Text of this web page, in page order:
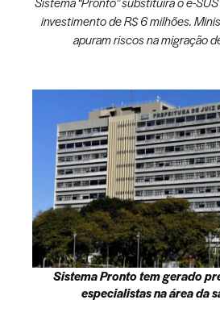
investimento de R$ 6 milhões.
apuram riscos na migração
Sistema Pronto tem gerado
especialistas na área da